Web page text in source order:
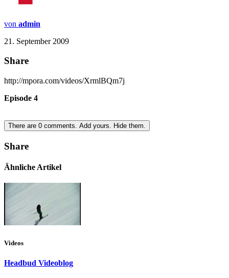
von admin
21. September 2009
Share
http://mpora.com/videos/XrmlBQm7j
Episode 4
There are 0 comments. Add yours. Hide them.
Share
Ähnliche Artikel
Videos
Headbud Videoblog